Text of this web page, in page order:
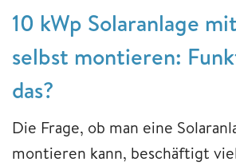
10 kWp Solaranlage
selbst montieren:
das?
Die Frage, ob man eine
montieren kann, beschäftigt